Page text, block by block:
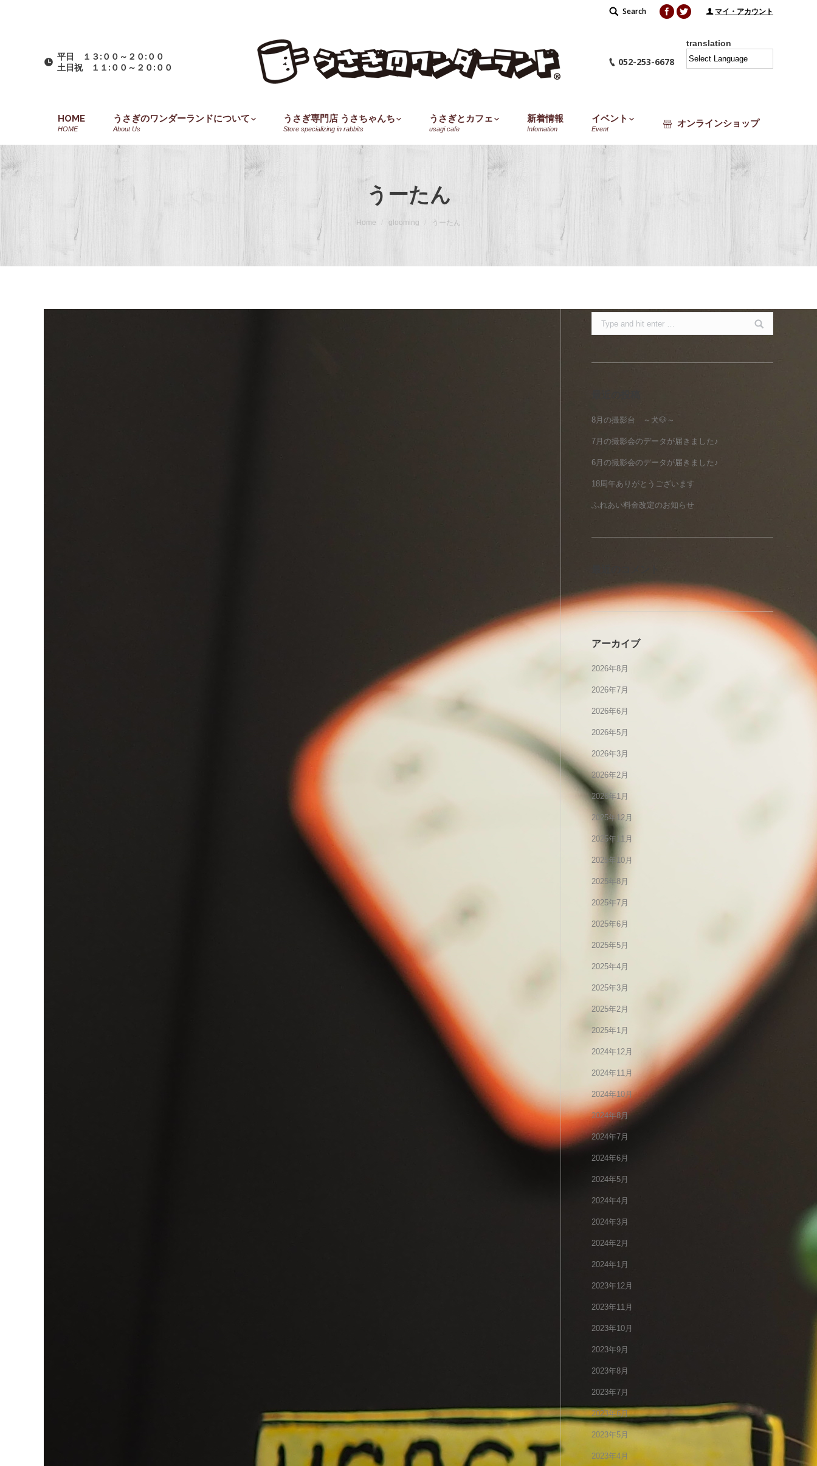
Search:
Search Facebook
Twitter マイ・アカウント
平日 １３:００～２０:００
土日祝 １１:００～２０:００
052-253-6678
translation
HOME
HOME
うさぎのワンダーランドについて
About Us
うさぎ専門店 うさちゃんち
Store specializing in rabbits
うさぎとカフェ
usagi cafe
新着情報
Infomation
イベント
Event
オンラインショップ
うーたん
Home glooming うーたん
Search:
8月の撮影台 ～犬🐶～
7月の撮影会のデータが届きました♪
6月の撮影会のデータが届きました♪
18周年ありがとうございます
ふれあい料金改定のお知らせ
アーカイブ
2026年8月
2026年7月
2026年6月
2026年5月
2026年3月
2026年2月
2026年1月
2025年12月
2025年11月
2025年10月
2025年8月
2025年7月
2025年6月
2025年5月
2025年4月
2025年3月
2025年2月
2025年1月
2024年12月
2024年11月
2024年10月
2024年8月
2024年7月
2024年6月
2024年5月
2024年4月
2024年3月
2024年2月
2024年1月
2023年12月
2023年11月
2023年10月
2023年9月
2023年8月
2023年7月
2023年6月
2023年5月
2023年4月